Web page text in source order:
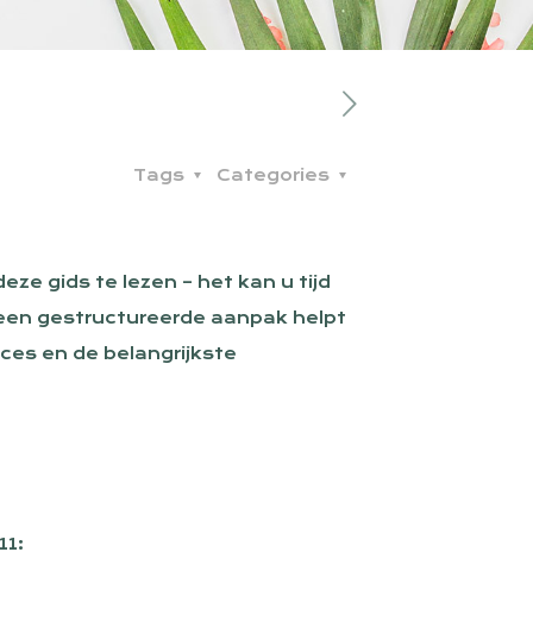
Categories
Tags
gids te lezen – het kan u tijd
gestructureerde aanpak helpt
en de belangrijkste